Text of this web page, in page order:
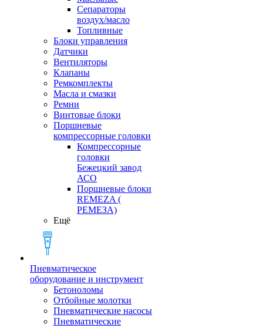
Сепараторы
воздух/масло
Топливные
Блоки управления
Датчики
Вентиляторы
Клапаны
Ремкомплекты
Масла и смазки
Ремни
Винтовые блоки
Поршневые
компрессорные головки
Компрессорные
головки
Бежецкий завод
АСО
Поршневые блоки
REMEZA (
РЕМЕЗА)
Ещё
Пневматическое
оборудование и инструмент
Бетоноломы
Отбойные молотки
Пневматические насосы
Пневматические